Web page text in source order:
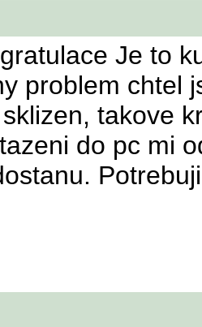
Je to
problem chtel
takove
do pc mi